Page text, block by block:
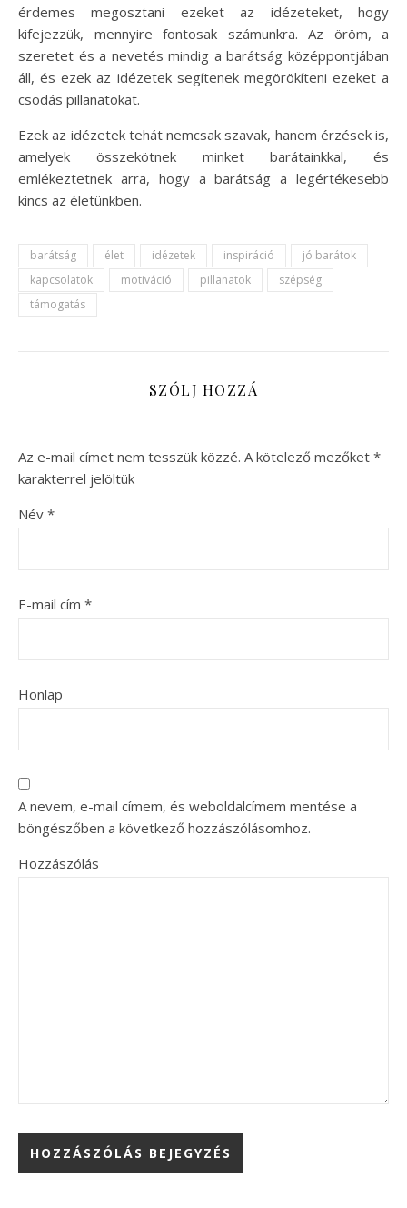
érdemes megosztani ezeket az idézeteket, hogy
kifejezzük, mennyire fontosak számunkra. Az öröm, a
szeretet és a nevetés mindig a barátság középpontjában
áll, és ezek az idézetek segítenek megörökíteni ezeket a
csodás pillanatokat.
Ezek az idézetek tehát nemcsak szavak, hanem érzések is,
amelyek összekötnek minket barátainkkal, és
emlékeztetnek arra, hogy a barátság a legértékesebb
kincs az életünkben.
barátság élet idézetek inspiráció
jó barátok
kapcsolatok
motiváció pillanatok
szépség
támogatás
SZÓLJ HOZZÁ
Az e-mail címet nem tesszük közzé. A kötelező mezőket *
karakterrel jelöltük
Név *
E-mail cím *
Honlap
A nevem, e-mail címem, és weboldalcímem mentése a
böngészőben a következő hozzászólásomhoz.
Hozzászólás